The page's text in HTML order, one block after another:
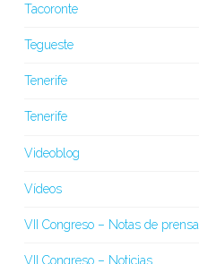
Tacoronte
Tegueste
Tenerife
Tenerife
Videoblog
Vídeos
VII Congreso – Notas de prensa
VII Congreso – Noticias